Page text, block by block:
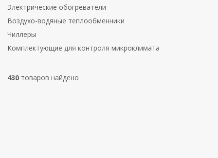
Электрические обогреватели
Воздухо-водяные теплообменники
Чиллеры
Комплектующие для контроля микроклимата
430 товаров найдено